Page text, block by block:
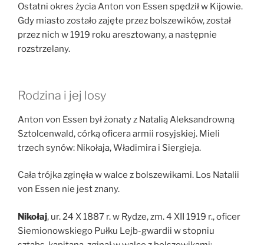
Ostatni okres życia Anton von Essen spędził w Kijowie.
Gdy miasto zostało zajęte przez bolszewików, został
przez nich w 1919 roku aresztowany, a następnie
rozstrzelany.
Rodzina i jej losy
Anton von Essen był żonaty z Natalią Aleksandrowną
Sztolcenwald, córką oficera armii rosyjskiej. Mieli
trzech synów: Nikołaja, Władimira i Siergieja.
Cała trójka zginęła w walce z bolszewikami. Los Natalii
von Essen nie jest znany.
Nikołaj, ur. 24 X 1887 r. w Rydze, zm. 4 XII 1919 r., oficer
Siemionowskiego Pułku Lejb-gwardii w stopniu